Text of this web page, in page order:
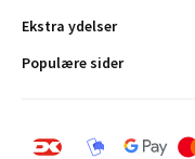
Ekstra ydelser
Populære sider